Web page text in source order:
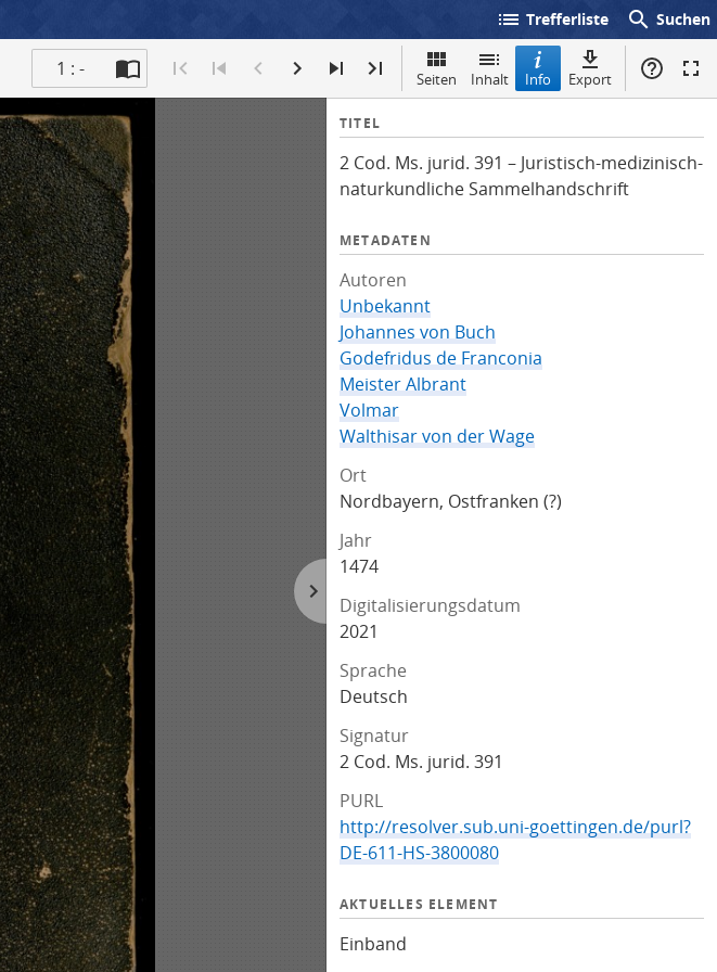
list Trefferliste search Suchen
1 : - Seiten Inhalt Info Export
I
f
o
TITEL
2 Cod. Ms. jurid. 391 – Juristisch-medizinisch-
naturkundliche Sammelhandschrift
METADATEN
Autoren
Unbekannt
Johannes von Buch
Godefridus de Franconia
Meister Albrant
Volmar
Walthisar von der Wage
Ort
Nordbayern, Ostfranken (?)
Jahr
1474
Digitalisierungsdatum
2021
Sprache
Deutsch
Signatur
2 Cod. Ms. jurid. 391
PURL
http://resolver.sub.uni-goettingen.de/purl?
DE-611-HS-3800080
AKTUELLES ELEMENT
Einband